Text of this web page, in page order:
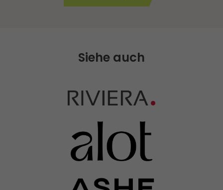
Siehe auch